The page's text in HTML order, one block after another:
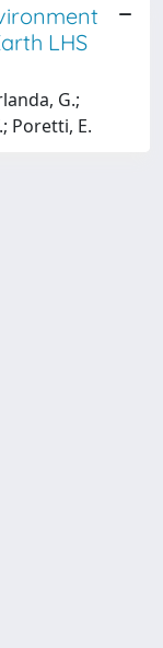
LHS
G.;
Poretti, E.